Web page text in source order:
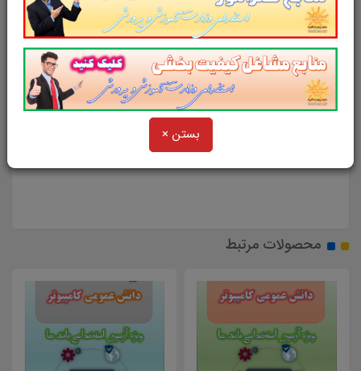
بستن ×
داوری و میانجگری
داوری و میانجگری
داوری و میانجگری
محصولات مرتبط